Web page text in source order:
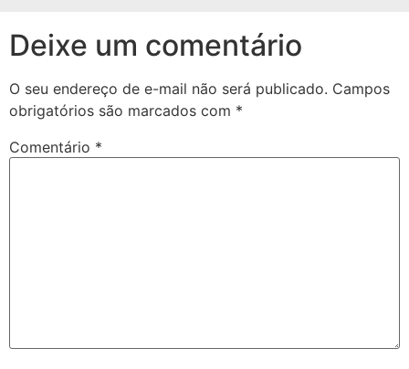
Deixe um comentário
O seu endereço de e-mail não será publicado. Campos
obrigatórios são marcados com *
Comentário *